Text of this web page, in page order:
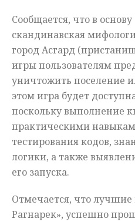
Сообщается, что в
скандинавская
город Асгард
игры пользователям
уничтожить поселение
этом игра будет
поскольку выполнение
практическими
тестирования кодов,
логики, а также
его запуска.
Отмечается, что лучшие
Рагнарек», успешно